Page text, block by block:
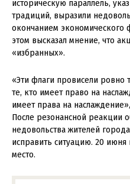
историческую параллель,
традиций, выразили
окончанием
этом высказал мнение, что
«избранных».
«Эти флаги провисели ровно
те, кто имеет право на
имеет права на
После резонансной реакции
недовольства жителей
исправить ситуацию. 20 июня
место.